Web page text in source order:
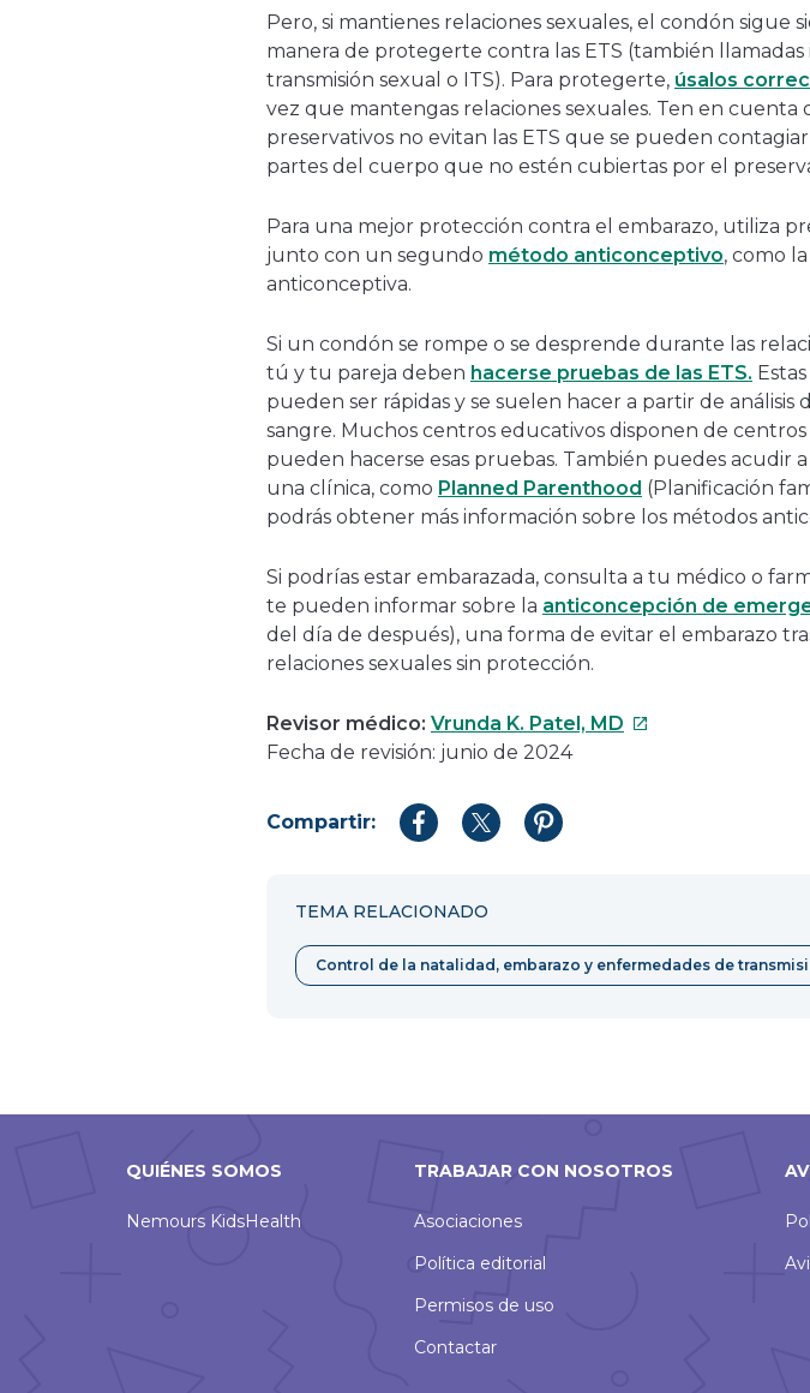
Pero, si mantienes relaciones sexuales, el condón sigue
manera de protegerte contra las ETS (también llamadas
transmisión sexual o ITS). Para protegerte, úsalos
vez que mantengas relaciones sexuales. Ten en cuenta
preservativos no evitan las ETS que se pueden
partes del cuerpo que no estén cubiertas por el
Para una mejor protección contra el embarazo, utiliza
junto con un segundo método anticonceptivo, como
anticonceptiva.
Si un condón se rompe o se desprende durante las
tú y tu pareja deben hacerse pruebas de las ETS.
pueden ser rápidas y se suelen hacer a partir de análisis
sangre. Muchos centros educativos disponen de
pueden hacerse esas pruebas. También puedes acudir
una clínica, como Planned Parenthood (Planificación
podrás obtener más información sobre los métodos
Si podrías estar embarazada, consulta a tu médico o
te pueden informar sobre la anticoncepción de
del día de después), una forma de evitar el embarazo
relaciones sexuales sin protección.
Revisor médico: Vrunda K. Patel, MD Este
Fecha de revisión: junio de 2024
Compartir:
CompartirCompartirCompartir
TEMA RELACIONADO
Control de la natalidad, embarazo y enfermedades de
QUIÉNES SOMOS
Nemours KidsHealth
TRABAJAR CON NOSOTROS
Asociaciones
Política editorial
Permisos de uso
Contactar